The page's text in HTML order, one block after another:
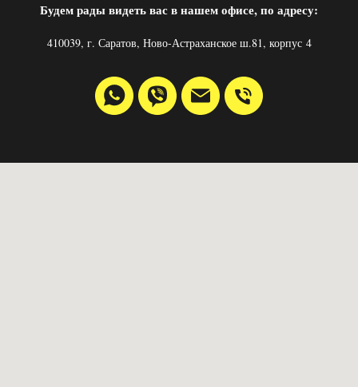
Будем рады видеть вас в нашем офисе, по адресу:
410039, г. Саратов, Ново-Астраханское ш.81, корпус 4